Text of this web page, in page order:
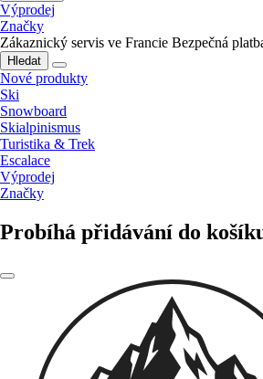
Výprodej
Značky
Zákaznický servis ve Francie Bezpečná
Hledat
Nové produkty
Ski
Snowboard
Skialpinismus
Turistika & Trek
Escalace
Výprodej
Značky
Probíhá přidávání do